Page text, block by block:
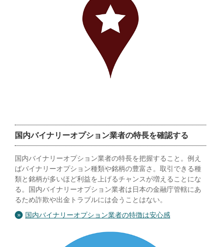
国内バイナリーオプション業者の特長を確認する
国内バイナリーオプション業者の特長を把握すること。例え
ばバイナリーオプション種類や銘柄の豊富さ。取引できる種
類と銘柄が多いほど利益を上げるチャンスが増えることにな
る。国内バイナリーオプション業者は日本の金融庁管轄にあ
るため詐欺や出金トラブルには会うことはない。
国内バイナリーオプション業者の特徴は安心感